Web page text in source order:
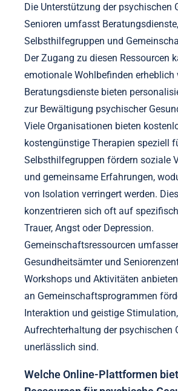
Die Unterstützung der psychischen
Senioren umfasst Beratungsdienste,
Selbsthilfegruppen und
Der Zugang zu diesen Ressourcen
emotionale Wohlbefinden erheblich
Beratungsdienste bieten
zur Bewältigung psychischer
Viele Organisationen bieten
kostengünstige Therapien speziell
Selbsthilfegruppen fördern soziale
und gemeinsame Erfahrungen,
von Isolation verringert werden.
konzentrieren sich oft auf
Trauer, Angst oder Depression.
Gemeinschaftsressourcen
Gesundheitsämter und
Workshops und Aktivitäten
an Gemeinschaftsprogrammen
Interaktion und geistige
Aufrechterhaltung der psychischen
unerlässlich sind.
Welche Online-Plattformen